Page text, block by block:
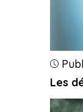
Les